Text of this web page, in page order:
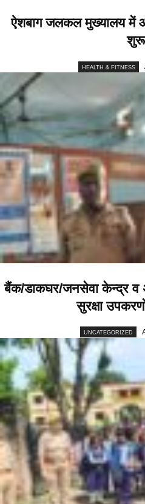
ऐशबाग जलकल मुख्यालय में
शुरू
HEALTH & FITNESS
बैंक/डाकघर/जनसेवा केन्द्र व
सुरक्षा
UNCATEGORIZED